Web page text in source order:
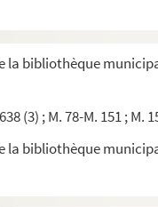
la bibliothèque
(3) ; M. 78-M. 151 ; M.
la bibliothèque
de la garde
sur Fontainebleau,
de Lucien